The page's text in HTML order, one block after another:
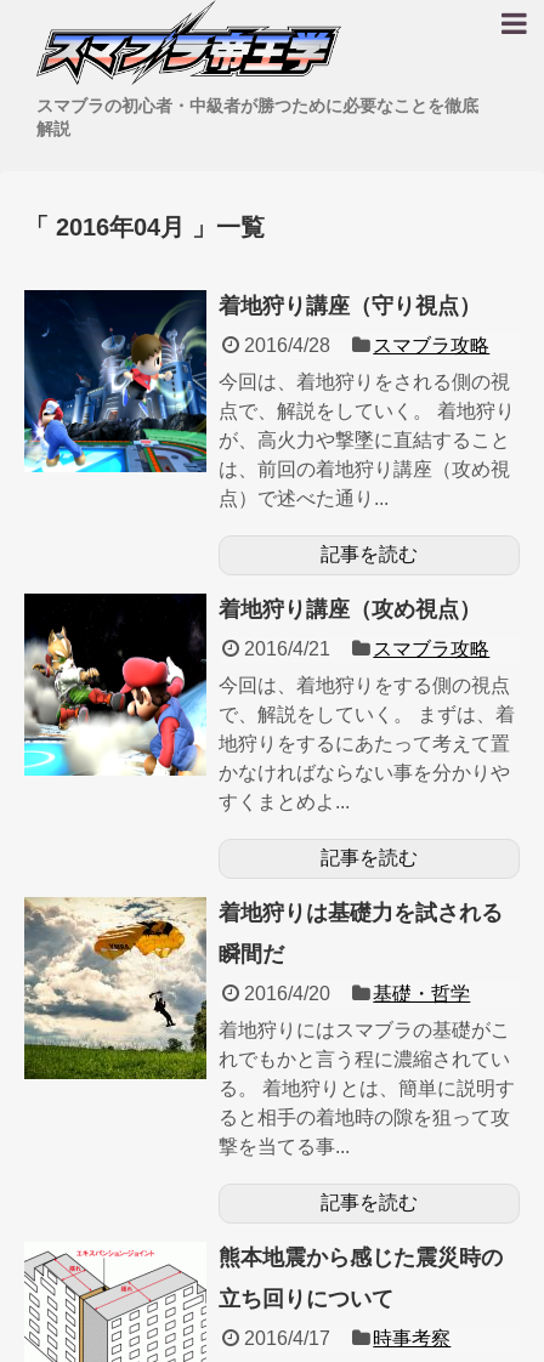
スマブラの初心者・中級者が勝つために必要なことを徹底
解説
「 2016年04月 」一覧
着地狩り講座（守り視点）
2016/4/28
スマブラ攻略
今回は、着地狩りをされる側の視
点で、解説をしていく。 着地狩り
が、高火力や撃墜に直結すること
は、前回の着地狩り講座（攻め視
点）で述べた通り...
記事を読む
着地狩り講座（攻め視点）
2016/4/21
スマブラ攻略
今回は、着地狩りをする側の視点
で、解説をしていく。 まずは、着
地狩りをするにあたって考えて置
かなければならない事を分かりや
すくまとめよ...
記事を読む
着地狩りは基礎力を試される
瞬間だ
2016/4/20
基礎・哲学
着地狩りにはスマブラの基礎がこ
れでもかと言う程に濃縮されてい
る。 着地狩りとは、簡単に説明す
ると相手の着地時の隙を狙って攻
撃を当てる事...
記事を読む
熊本地震から感じた震災時の
立ち回りについて
2016/4/17
時事考察